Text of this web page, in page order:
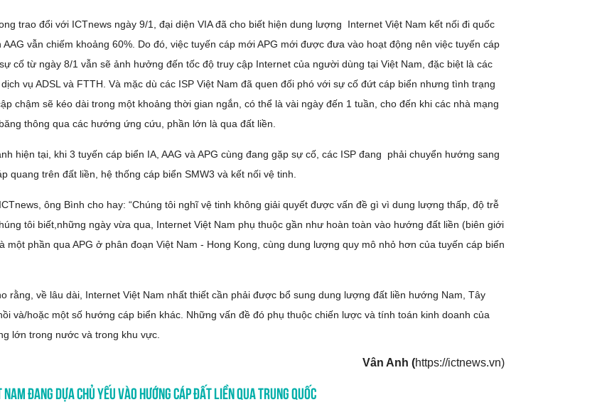
trao đổi với ICTnews ngày 9/1, đại diện VIA đã cho biết hiện dung lượng Internet Việt Nam kết nối đi quốc
AAG vẫn chiếm khoảng 60%. Do đó, việc tuyến cáp mới APG mới được đưa vào hoạt động nên việc tuyến cáp
cố từ ngày 8/1 vẫn sẽ ảnh hưởng đến tốc độ truy cập Internet của người dùng tại Việt Nam, đặc biệt là các
vụ ADSL và FTTH. Và mặc dù các ISP Việt Nam đã quen đối phó với sự cố đứt cáp biển nhưng tình trạng
chậm sẽ kéo dài trong một khoảng thời gian ngắn, có thể là vài ngày đến 1 tuần, cho đến khi các nhà mạng
thông qua các hướng ứng cứu, phần lớn là qua đất liền.
hiện tại, khi 3 tuyến cáp biển IA, AAG và APG cùng đang gặp sự cố, các ISP đang phải chuyển hướng sang
quang trên đất liền, hệ thống cáp biển SMW3 và kết nối vệ tinh.
ông Bình cho hay: “Chúng tôi nghĩ vệ tinh không giải quyết được vấn đề gì vì dung lượng thấp, độ trễ
tôi biết,những ngày vừa qua, Internet Việt Nam phụ thuộc gần như hoàn toàn vào hướng đất liền (biên giới
một phần qua APG ở phân đoạn Việt Nam - Hong Kong, cùng dung lượng quy mô nhỏ hơn của tuyến cáp biển
rằng, về lâu dài, Internet Việt Nam nhất thiết cần phải được bổ sung dung lượng đất liền hướng Nam, Tây
và/hoặc một số hướng cáp biển khác. Những vấn đề đó phụ thuộc chiến lược và tính toán kinh doanh của
lớn trong nước và trong khu vực.
Vân Anh (https://ictnews.vn)
NAM ĐANG DỰA CHỦ YẾU VÀO HƯỚNG CÁP ĐẤT LIỀN QUA TRUNG QUỐC